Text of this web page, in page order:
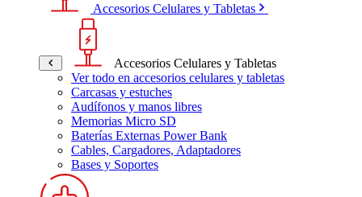
Accesorios Celulares y Tabletas
Accesorios Celulares y Tabletas
Ver todo en accesorios celulares y tabletas
Carcasas y estuches
Audífonos y manos libres
Memorias Micro SD
Baterías Externas Power Bank
Cables, Cargadores, Adaptadores
Bases y Soportes